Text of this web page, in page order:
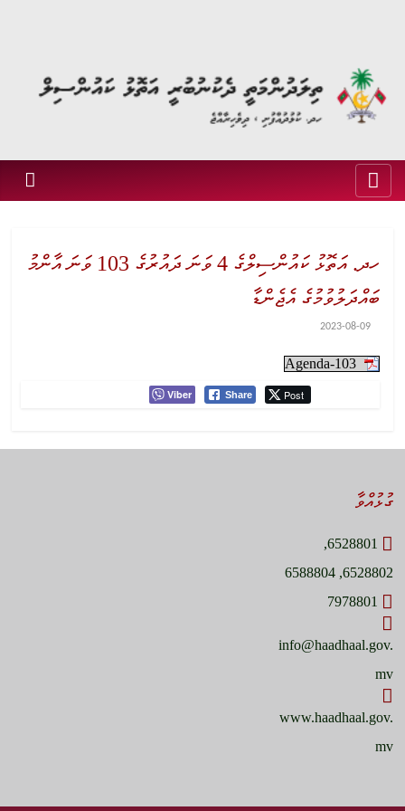
ހދ. އަތޮޅު ކައުންސިލްގެ 4 ވަނަ ދައުރުގެ 103 ވަނަ އާންމު
ބައްދަލުވުމުގެ އެޖެންޑާ
2023-08-09
Agenda-103
Viber Share Post
ގުޅުއްވާ
6528801,
6528802, 6588804
info@haadhaal.gov.
mv
www.haadhaal.gov.
mv